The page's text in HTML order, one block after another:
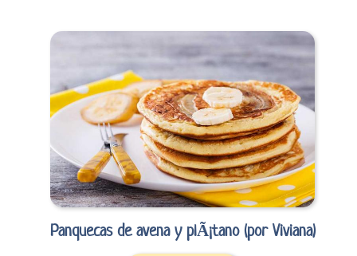
Panquecas de avena y plÃ¡tano (por Viviana)